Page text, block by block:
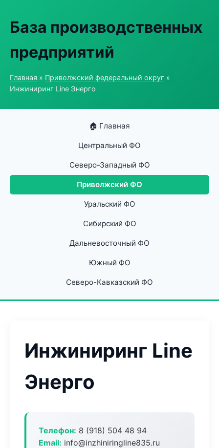
База производственных
предприятий
Главная » Приволжский федеральный округ »
Инжиниринг Line Энерго
🏠 Главная
Центральный ФО
Северо-Западный ФО
Приволжский ФО
Уральский ФО
Сибирский ФО
Дальневосточный ФО
Южный ФО
Северо-Кавказский ФО
Инжиниринг Line
Энерго
Телефон: 8 (918) 504 48 94
Email: info@inzhiniringline835.ru